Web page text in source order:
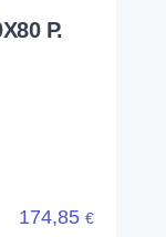
P.
174,85 €